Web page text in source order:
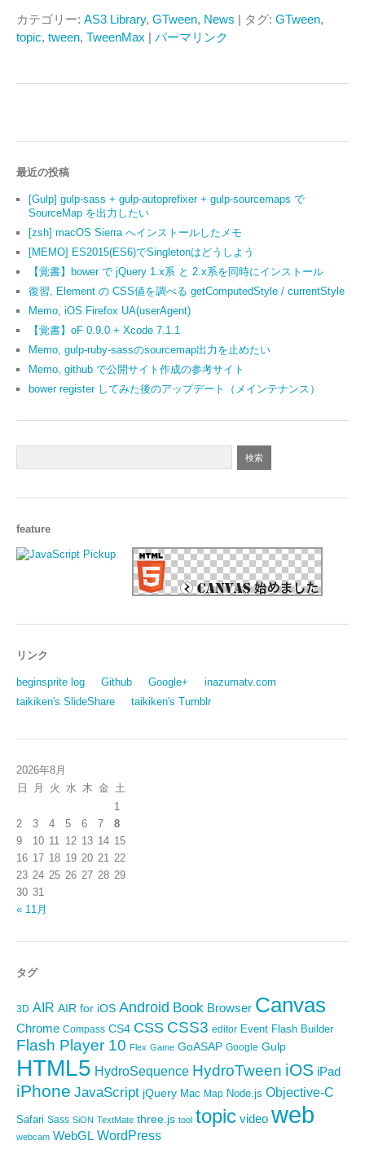
カテゴリー: AS3 Library, GTween, News | タグ: GTween,
topic, tween, TweenMax | パーマリンク
最近の投稿
[Gulp] gulp-sass + gulp-autoprefixer + gulp-sourcemaps で
SourceMap を出力したい
[zsh] macOS Sierra へインストールしたメモ
[MEMO] ES2015(ES6)でSingletonはどうしよう
【覚書】bower で jQuery 1.x系 と 2.x系を同時にインストール
復習, Element の CSS値を調べる getComputedStyle / currentStyle
Memo, iOS Firefox UA(userAgent)
【覚書】oF 0.9.0 + Xcode 7.1.1
Memo, gulp-ruby-sassのsourcemap出力を止めたい
Memo, github で公開サイト作成の参考サイト
bower register してみた後のアップデート（メインテナンス）
feature
リンク
beginsprite log Github Google+
inazumatv.com
taikiken's SlideShare
taikiken's Tumblr
2026年8月
日
月 火 水 木 金 土
1
2
3 4 5 6 7
8
9
10 11 12 13 14 15
16 17 18 19 20 21 22
23 24 25 26 27 28 29
30 31
« 11月
タグ
3D AIR AIR for iOS Android Book Browser Canvas
Chrome Compass CS4 CSS CSS3 editor Event Flash Builder
Flash Player 10 Flex Game GoASAP Google Gulp
HTML5 HydroSequence HydroTween iOS iPad
iPhone JavaScript jQuery Mac Map Node.js Objective-C
Safari Sass SiON TextMate three.js tool topic video web
webcam WebGL WordPress